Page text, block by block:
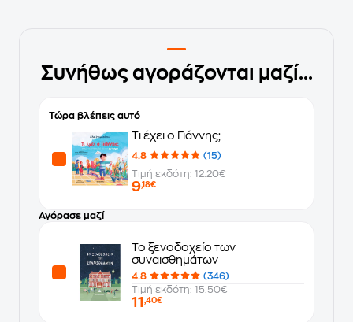
Συνήθως αγοράζονται μαζί...
Τώρα βλέπεις αυτό
Τι έχει ο Γιάννης;
4.8
(15)
Τιμή εκδότη: 12.20€
9,18€
Αγόρασε μαζί
Το ξενοδοχείο των
συναισθημάτων
4.8
(346)
Τιμή εκδότη: 15.50€
11 ,40€